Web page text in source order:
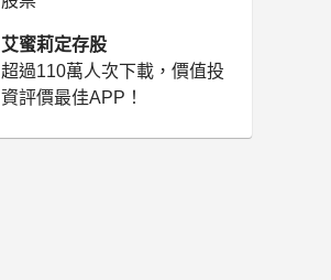
艾蜜莉定存股
超過110萬人次下載，價值投
資評價最佳APP！